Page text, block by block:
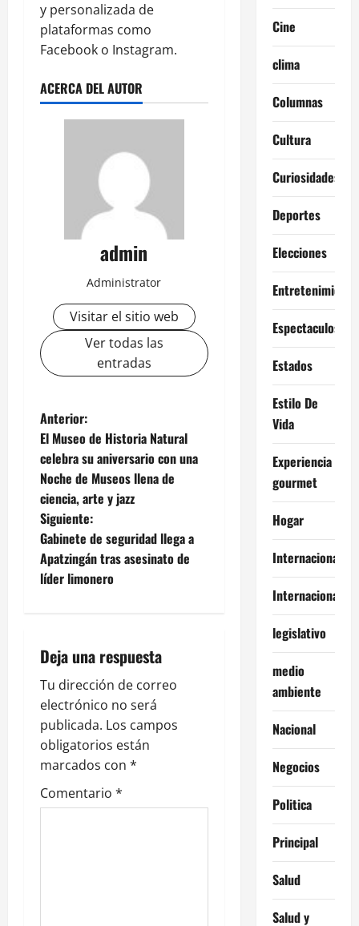
y personalizada de
plataformas como
Facebook o Instagram.
ACERCA DEL AUTOR
admin
Administrator
Visitar el sitio web
Ver todas las
entradas
N
a
v
e
g
a
i
ó
n
d
e
Anterior:
El Museo de Historia Natural
celebra su aniversario con una
Noche de Museos llena de
ciencia, arte y jazz
Siguiente:
Gabinete de seguridad llega a
Apatzingán tras asesinato de
líder limonero
Deja una respuesta
Tu dirección de correo
electrónico no será
publicada. Los campos
obligatorios están
marcados con *
Comentario *
Cine
clima
Columnas
Cultura
Curiosidades
Deportes
Elecciones
Entretenimiento
Espectaculos
Estados
Estilo De
Vida
Experiencia
gourmet
Hogar
Internacional
Internacionales
legislativo
medio
ambiente
Nacional
Negocios
Politica
Principal
Salud
Salud y